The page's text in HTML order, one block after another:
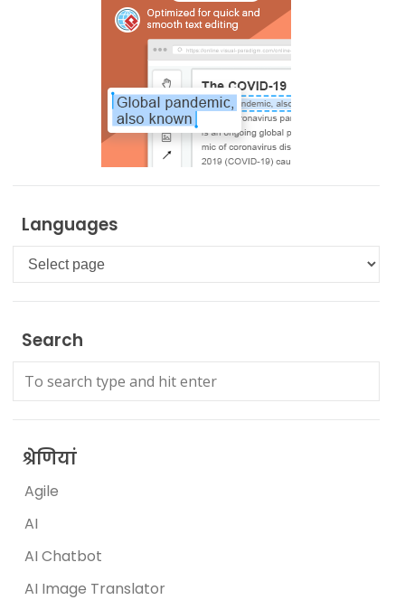
Languages
Languages
Search
श्रेणियां
Agile
AI
AI Chatbot
AI Image Translator